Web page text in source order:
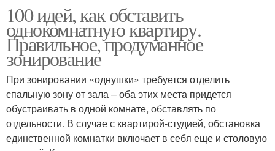
100 идей, как обставить
однокомнатную квартиру.
Правильное, продуманное
зонирование
При зонировании «однушки» требуется отделить
спальную зону от зала – оба этих места придется
обустраивать в одной комнате, обставлять по
отдельности. В случае с квартирой-студией, обстановка
единственной комнатки включает в себя еще и столовую